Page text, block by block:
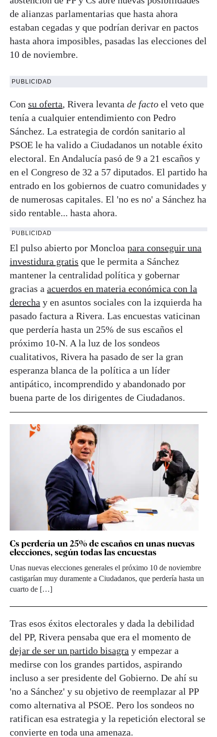
de alianzas parlamentarias que hasta ahora
estaban cegadas y que podrían derivar en pactos
hasta ahora imposibles, pasadas las elecciones del
10 de noviembre.
PUBLICIDAD
Con su oferta, Rivera levanta de facto el veto que
tenía a cualquier entendimiento con Pedro
Sánchez. La estrategia de cordón sanitario al
PSOE le ha valido a Ciudadanos un notable éxito
electoral. En Andalucía pasó de 9 a 21 escaños y
en el Congreso de 32 a 57 diputados. El partido ha
entrado en los gobiernos de cuatro comunidades y
de numerosas capitales. El 'no es no' a Sánchez ha
sido rentable... hasta ahora.
PUBLICIDAD
El pulso abierto por Moncloa para conseguir una
investidura gratis que le permita a Sánchez
mantener la centralidad política y gobernar
gracias a acuerdos en materia económica con la
derecha y en asuntos sociales con la izquierda ha
pasado factura a Rivera. Las encuestas vaticinan
que perdería hasta un 25% de sus escaños el
próximo 10-N. A la luz de los sondeos
cualitativos, Rivera ha pasado de ser la gran
esperanza blanca de la política a un líder
antipático, incomprendido y abandonado por
buena parte de los dirigentes de Ciudadanos.
Cs perdería un 25% de escaños en unas nuevas
elecciones, según todas las encuestas
Unas nuevas elecciones generales el próximo 10 de noviembre
castigarían muy duramente a Ciudadanos, que perdería hasta un
cuarto de […]
Tras esos éxitos electorales y dada la debilidad
del PP, Rivera pensaba que era el momento de
dejar de ser un partido bisagra y empezar a
medirse con los grandes partidos, aspirando
incluso a ser presidente del Gobierno. De ahí su
'no a Sánchez' y su objetivo de reemplazar al PP
como alternativa al PSOE. Pero los sondeos no
ratifican esa estrategia y la repetición electoral se
convierte en toda una amenaza.